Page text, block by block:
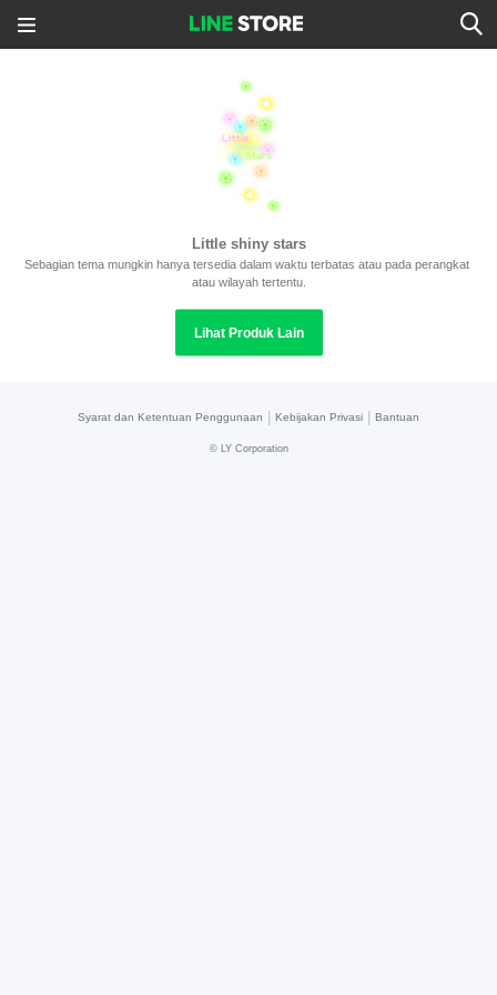
Little shiny stars
Sebagian tema mungkin hanya tersedia dalam waktu terbatas atau pada perangkat
atau wilayah tertentu.
Lihat Produk Lain
Syarat dan Ketentuan Penggunaan Kebijakan Privasi Bantuan
© LY Corporation